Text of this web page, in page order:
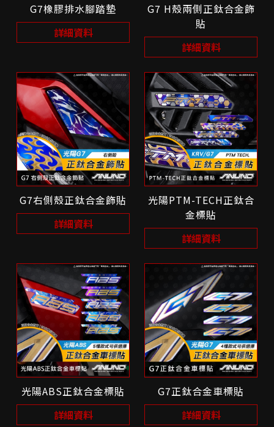
G7橡膠排水腳踏墊
詳細資料
G7 H殼兩側正鈦合金飾
貼
詳細資料
G7右側殼正鈦合金飾貼
詳細資料
光陽PTM-TECH正鈦合
金標貼
詳細資料
光陽ABS正鈦合金標貼
詳細資料
G7正鈦合金車標貼
詳細資料